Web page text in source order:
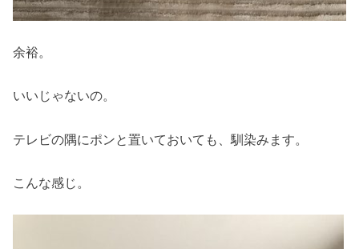
余裕。
いいじゃないの。
テレビの隅にポンと置いておいても、馴染みます。
こんな感じ。